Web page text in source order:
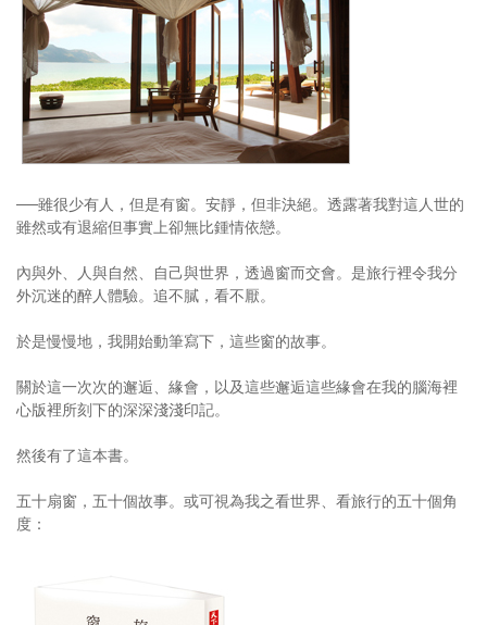
──雖很少有人，但是有窗。安靜，但非決絕。透露著我對這人世的
雖然或有退縮但事實上卻無比鍾情依戀。
內與外、人與自然、自己與世界，透過窗而交會。是旅行裡令我分
外沉迷的醉人體驗。追不膩，看不厭。
於是慢慢地，我開始動筆寫下，這些窗的故事。
關於這一次次的邂逅、緣會，以及這些邂逅這些緣會在我的腦海裡
心版裡所刻下的深深淺淺印記。
然後有了這本書。
五十扇窗，五十個故事。或可視為我之看世界、看旅行的五十個角
度：